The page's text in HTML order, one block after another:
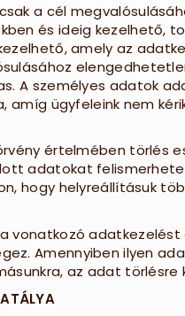
a cél
és ideig kezelhető,
amely az
A személyes adatok
amíg ügyfeleink nem
értelmében törlés
adatokat
hogy helyreállításuk
vonatkozó adatkezelést
Amennyiben ilyen
az adat törlésre